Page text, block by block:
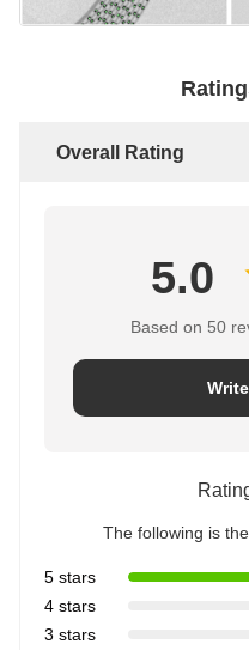
Overall Rating
5.0
Based on 50
The following is
5 stars
4 stars
3 stars